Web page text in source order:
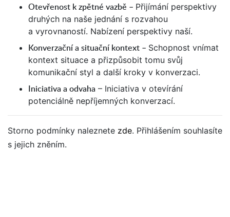
Otevřenost k zpětné vazbě – Přijímání perspektivy
druhých na naše jednání s rozvahou
a vyrovnaností. Nabízení perspektivy naší.
Konverzační a situační kontext – Schopnost vnímat
kontext situace a přizpůsobit tomu svůj
komunikační styl a další kroky v konverzaci.
Iniciativa a odvaha – Iniciativa v otevírání
potenciálně nepříjemných konverzací.
Storno podmínky naleznete zde. Přihlášením souhlasíte
s jejich zněním.